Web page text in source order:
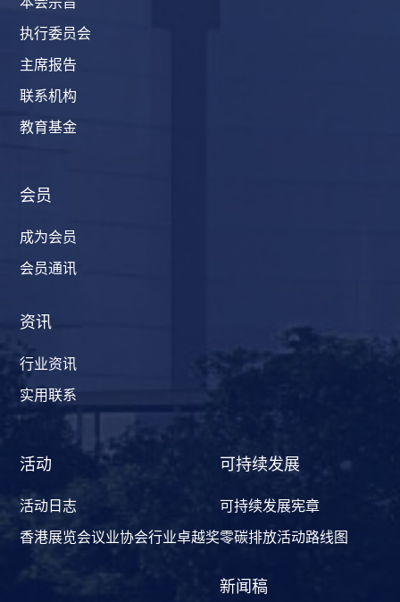
执行委员会
主席报告
联系机构
教育基金
会员
成为会员
会员通讯
资讯
行业资讯
实用联系
活动
活动日志
香港展览会议业协会行业卓越奖
可持续发展
可持续发展宪章
零碳排放活动路线图
新闻稿